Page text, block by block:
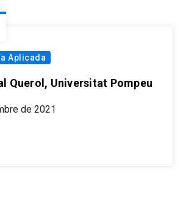
Aplicada
Querol, Universitat Pompeu
de 2021